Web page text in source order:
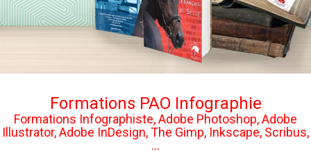
Formations PAO Infographie
Formations Infographiste, Adobe Photoshop, Adobe
Illustrator, Adobe InDesign, The Gimp, Inkscape, Scribus,
...